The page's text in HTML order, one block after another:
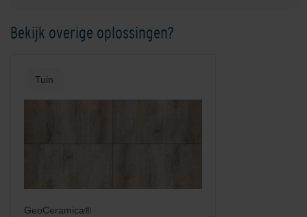
Bekijk overige oplossingen?
Tuin
GeoCeramica®